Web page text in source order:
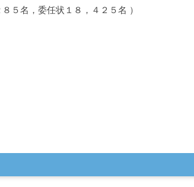
５名，委任状１８，４２５名 ）